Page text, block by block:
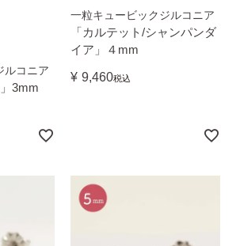
る
やすい所や
々にレビューしてます。
ト
ルコニア
3mm
一粒キュービックジルコニア
「カルテット/シャンパンダ
イア」４mm
¥ 9,460税込